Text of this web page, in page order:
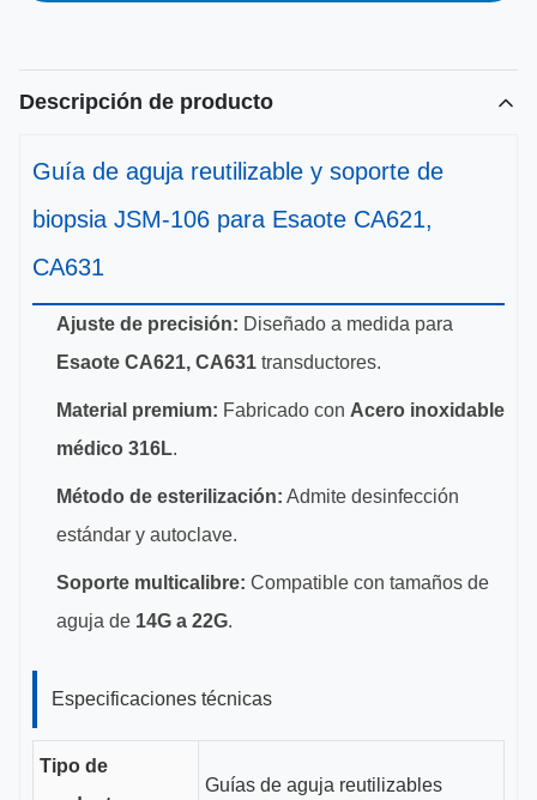
Descripción de producto
Guía de aguja reutilizable y soporte de
biopsia JSM-106 para Esaote CA621,
CA631
Ajuste de precisión: Diseñado a medida para
Esaote CA621, CA631 transductores.
Material premium: Fabricado con Acero inoxidable
médico 316L.
Método de esterilización: Admite desinfección
estándar y autoclave.
Soporte multicalibre: Compatible con tamaños de
aguja de 14G a 22G.
Especificaciones técnicas
Tipo de
Guías de aguja reutilizables